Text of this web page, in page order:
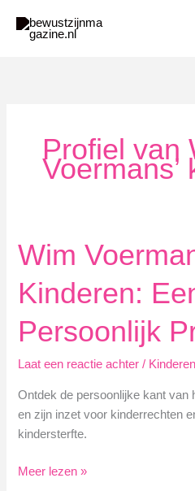
naar
Profiel van
Voermans’
Wim
Kinderen:
Persoonlijk
Laat een reactie achter / Kinderen
Ontdek de persoonlijke kant van
en zijn inzet voor kinderrechten
kindersterfte.
Wim
Meer lezen »